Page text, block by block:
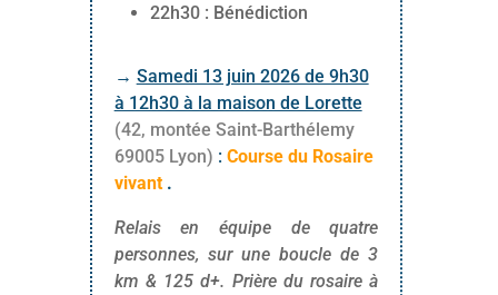
22h30 : Bénédiction
→ Samedi 13 juin 2026 de 9h30
à 12h30 à la maison de Lorette
(42, montée Saint-Barthélemy
69005 Lyon) : Course du Rosaire
vivant.
Relais en équipe de quatre
personnes, sur une boucle de 3
km & 125 d+. Prière du rosaire à